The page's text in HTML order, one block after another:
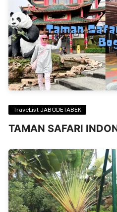
TraveList JABODETABEK
TAMAN SAFARI